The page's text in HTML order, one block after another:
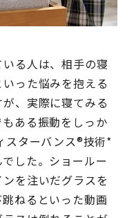
る人は、相手の寝
った悩みを抱える
、実際に寝てみる
ある振動をしっか
スターバンス®技術*
した。ショールー
を注いだグラスを
ねるといった動画